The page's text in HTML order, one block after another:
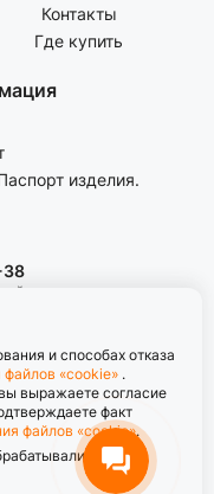
Контакты
Где купить
изделия.
38
данных
«cookie»
и способах отказа
файлов «cookie» .
выражаете согласие
факт
файлов «cookie».